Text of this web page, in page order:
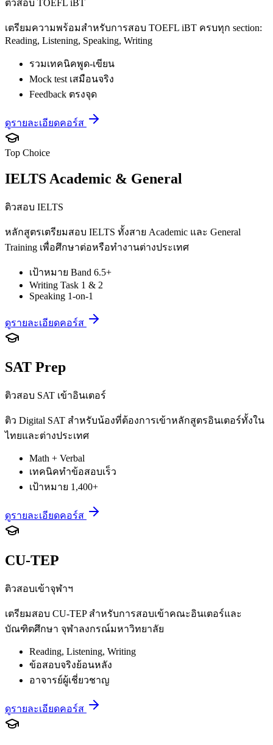
ติวสอบ TOEFL iBT
เตรียมความพร้อมสำหรับการสอบ TOEFL iBT ครบทุก section:
Reading, Listening, Speaking, Writing
รวมเทคนิคพูด-เขียน
Mock test เสมือนจริง
Feedback ตรงจุด
ดูรายละเอียดคอร์ส
Top Choice
IELTS Academic & General
ติวสอบ IELTS
หลักสูตรเตรียมสอบ IELTS ทั้งสาย Academic และ General
Training เพื่อศึกษาต่อหรือทำงานต่างประเทศ
เป้าหมาย Band 6.5+
Writing Task 1 & 2
Speaking 1-on-1
ดูรายละเอียดคอร์ส
SAT Prep
ติวสอบ SAT เข้าอินเตอร์
ติว Digital SAT สำหรับน้องที่ต้องการเข้าหลักสูตรอินเตอร์ทั้งใน
ไทยและต่างประเทศ
Math + Verbal
เทคนิคทำข้อสอบเร็ว
เป้าหมาย 1,400+
ดูรายละเอียดคอร์ส
CU-TEP
ติวสอบเข้าจุฬาฯ
เตรียมสอบ CU-TEP สำหรับการสอบเข้าคณะอินเตอร์และ
บัณฑิตศึกษา จุฬาลงกรณ์มหาวิทยาลัย
Reading, Listening, Writing
ข้อสอบจริงย้อนหลัง
อาจารย์ผู้เชี่ยวชาญ
ดูรายละเอียดคอร์ส